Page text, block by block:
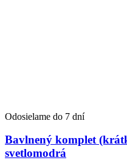
Odosielame do 7 dní
Bavlnený komplet
svetlomodrá